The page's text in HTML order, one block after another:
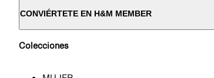
CONVIÉRTETE EN H&M MEMBER
Colecciones